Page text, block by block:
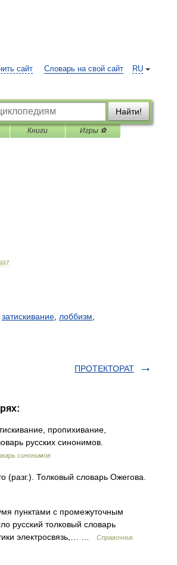
RU
сайт Словарь на свой сайт
Найти!
Книги Игры ⚽
.
затискивание лоббизм
ПРОТЕКТОРАТ
пропихивание,
русских синонимов.
синонимов
Толковый словарь Ожегова.
пунктами с промежуточным
русский толковый словарь
электросвязь,… …
Справочник